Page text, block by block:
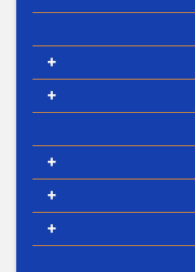
+
+
+
+
+